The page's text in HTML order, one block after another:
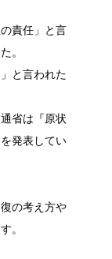
責任」と言
。
と言われた
省は『原状
発表してい
の考え方や
。